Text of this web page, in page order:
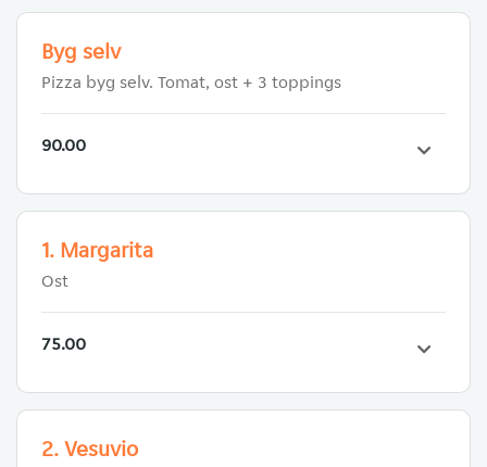
Byg selv
Pizza byg selv. Tomat, ost + 3 toppings
90.00
1. Margarita
Ost
75.00
2. Vesuvio